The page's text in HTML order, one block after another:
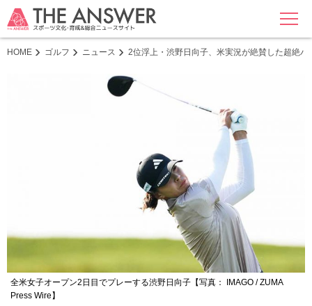
MENU
HOME ゴルフ ニュース 2位浮上・渋野日向子、米実況が絶賛した超絶
全米女子オープン2日目でプレーする渋野日向子【写真： IMAGO / ZUMA
Press Wire】